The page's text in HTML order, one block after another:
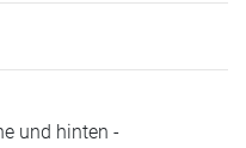
und hinten -